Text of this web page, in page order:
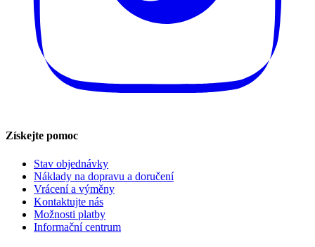
Získejte pomoc
Stav objednávky
Náklady na dopravu a doručení
Vrácení a výměny
Kontaktujte nás
Možnosti platby
Informační centrum